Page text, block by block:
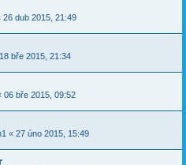
26 dub 2015, 21:49
18 bře 2015, 21:34
06 bře 2015, 09:52
« 27 úno 2015, 15:49